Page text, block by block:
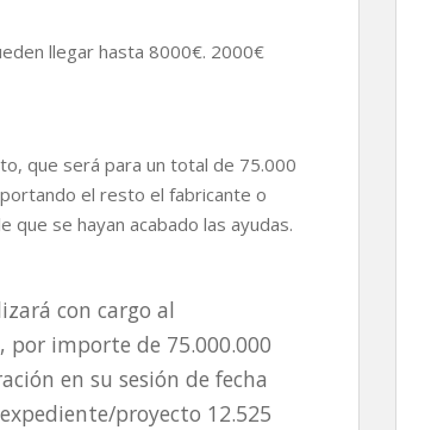
llegar hasta 8000€. 2000€
que será para un total de 75.000
el resto el fabricante o
que se hayan acabado las ayudas.
con cargo al
por importe de 75.000.000
en su sesión de fecha
proyecto 12.525